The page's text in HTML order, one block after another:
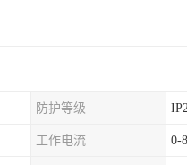
防护等级
工作电流 0-